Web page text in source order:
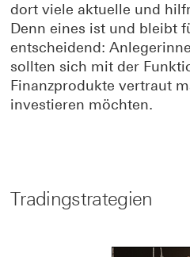
dort viele aktuelle und
Denn eines ist und bleibt
entscheidend:
sollten sich mit der
Finanzprodukte vertraut
investieren möchten.
Tradingstrategien